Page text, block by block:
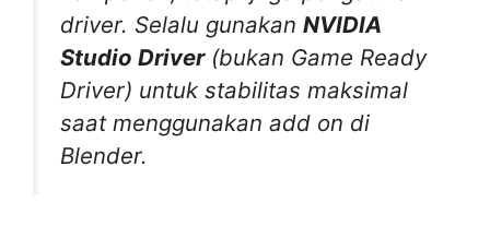
driver. Selalu gunakan NVIDIA
Studio Driver(bukan Game Ready
Driver) untuk stabilitas maksimal
saat menggunakan add on di
Blender.